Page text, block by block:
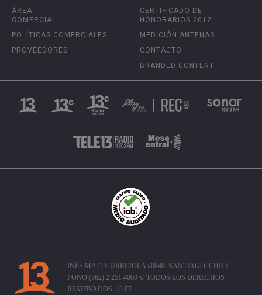
ÁREA
COMERCIAL
POLÍTICAS COMERCIALES
PROVEEDORES
CERTIFICADO DE
HONORARIOS 2012
MEDICIÓN ANTENAS
CONTACTO
BRANDED CONTENT
INÉS MATTE URREJOLA #0848, SANTIAGO, CHILE
FONO (562) 2 251 4000 © TODOS LOS DERECHOS
RESERVADOS. 13.CL